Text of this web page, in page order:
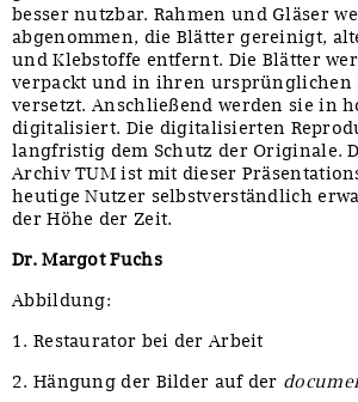
besser nutzbar. Rahmen und Gläser
abgenommen, die Blätter gereinigt,
und Klebstoffe entfernt. Die Blätter
verpackt und in ihren ursprünglichen
versetzt. Anschließend werden sie in
digitalisiert. Die digitalisierten
langfristig dem Schutz der Originale.
Archiv TUM ist mit dieser
heutige Nutzer selbstverständlich
der Höhe der Zeit.
Dr. Margot Fuchs
Abbildung:
1. Restaurator bei der Arbeit
2. Hängung der Bilder auf der